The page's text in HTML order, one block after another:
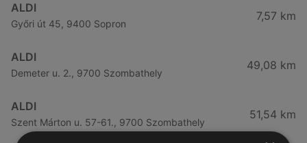
ALDI
Győri út 45, 9400 Sopron
7,57 km
ALDI
Demeter u. 2., 9700 Szombathely
49,08 km
ALDI
Szent Márton u. 57-61., 9700 Szombathely
51,54 km